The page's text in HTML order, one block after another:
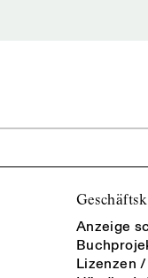
Anzeige
Lizenzen